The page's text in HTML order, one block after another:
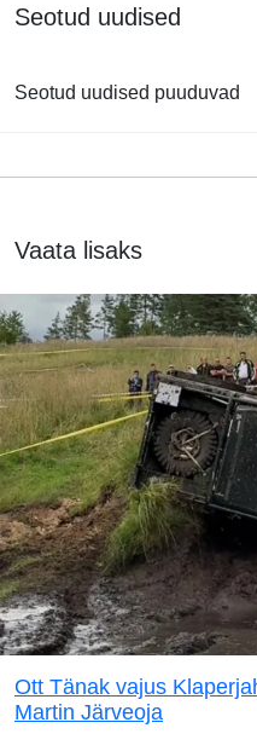
Seotud uudised
Seotud uudised puuduvad
Vaata lisaks
Ott Tänak vajus
Martin Järveoja